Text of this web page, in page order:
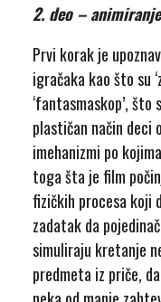
2. deo –
Prvi korak je
igračaka kao što su
‘fantasmaskop’, što
plastičan način
imehanizmi po
toga šta je film
fizičkih procesa koji
zadatak da
simuliraju kretanje
predmeta iz priče,